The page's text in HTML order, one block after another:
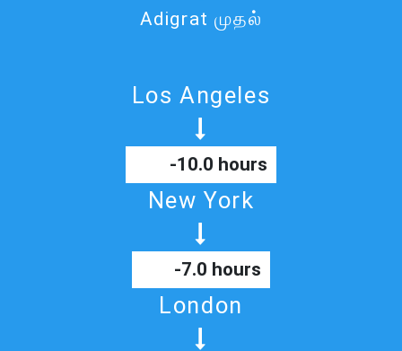
Adigrat முதல்
Los Angeles
-10.0 hours
New York
-7.0 hours
London